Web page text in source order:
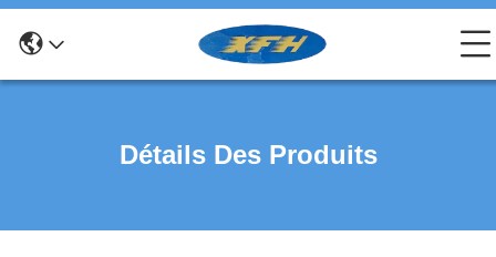
Détails Des Produits